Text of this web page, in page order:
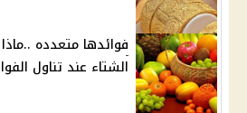
فوائدها متعدده
الشتاء عند تناول